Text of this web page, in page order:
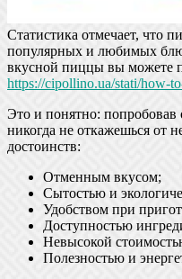
Статистика отмечает, что
популярных и любимых
вкусной пиццы вы можете
https://cipollino.ua/stati/how-
Это и понятно:
никогда не откажешься от
достоинств:
Отменным вкусом;
Сытостью и
Удобством при
Доступностью
Невысокой
Полезностью и